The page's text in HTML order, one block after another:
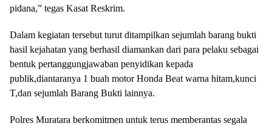
pidana,” tegas Kasat Reskrim.
Dalam kegiatan tersebut turut ditampilkan sejumlah barang bukti
hasil kejahatan yang berhasil diamankan dari para pelaku sebagai
bentuk pertanggungjawaban penyidikan kepada
publik,diantaranya 1 buah motor Honda Beat warna hitam,kunci
T,dan sejumlah Barang Bukti lainnya.
Polres Muratara berkomitmen untuk terus memberantas segala